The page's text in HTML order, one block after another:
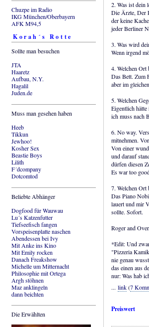
Chuzpe im Radio
IKG München/Oberbayern
AFK M94,5
Korah´s Rotte
Sollte man besuchen
JTA
Haaretz
Aufbau, N.Y.
Hagalil
Juden.de
Muss man gesehen haben
Heeb
Tikkun
Jewhoo!
Kosher Sex
Beastie Boys
Lilith
F´dcompany
Dotcomtod
Beliebte Abhänger
Dogfood für Wauwau
Lu´s Katzenfutter
Tiefseefisch fangen
Vorspeisenplatte naschen
Abendessen bei Ivy
Mit Anke ins Kino
Mit Emily rocken
Danach Freakshow
Michelle um Mitternacht
Philosophie mit Ortega
Argh stöhnen
Maz anklingeln
dann beichten
Die Erwählten
2. Was ist dein
Die Ärzte, Der
der keine
jeder Berliner
3. Was wird
Wenn irgend
4. Welchen Ort
Das Bett. Zum
aber im
5. Welchen
Eigentlich
ich muss nach
6. No way.
mitnehmen.
Von einer
und darauf
dürfen diesen
Es war too
7. Welchen Ort
Das Piano
lauert und mir
sollte. Sofort.
Roger and Over.
*Edit: Und
"Pizzeria
nie genau
das einen aus
nur: Was hab
... link(7
Preiswert